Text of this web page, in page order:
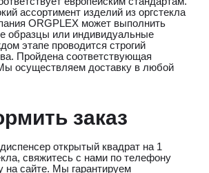
ассортимент изделий из оргстекла
ORGPLEX может выполнить
образцы или индивидуальные
этапе проводится строгий
Пройдена соответствующая
осуществляем доставку в любой
заказ
открытый квадрат на 1
свяжитесь с нами по телефону
на сайте. Мы гарантируем